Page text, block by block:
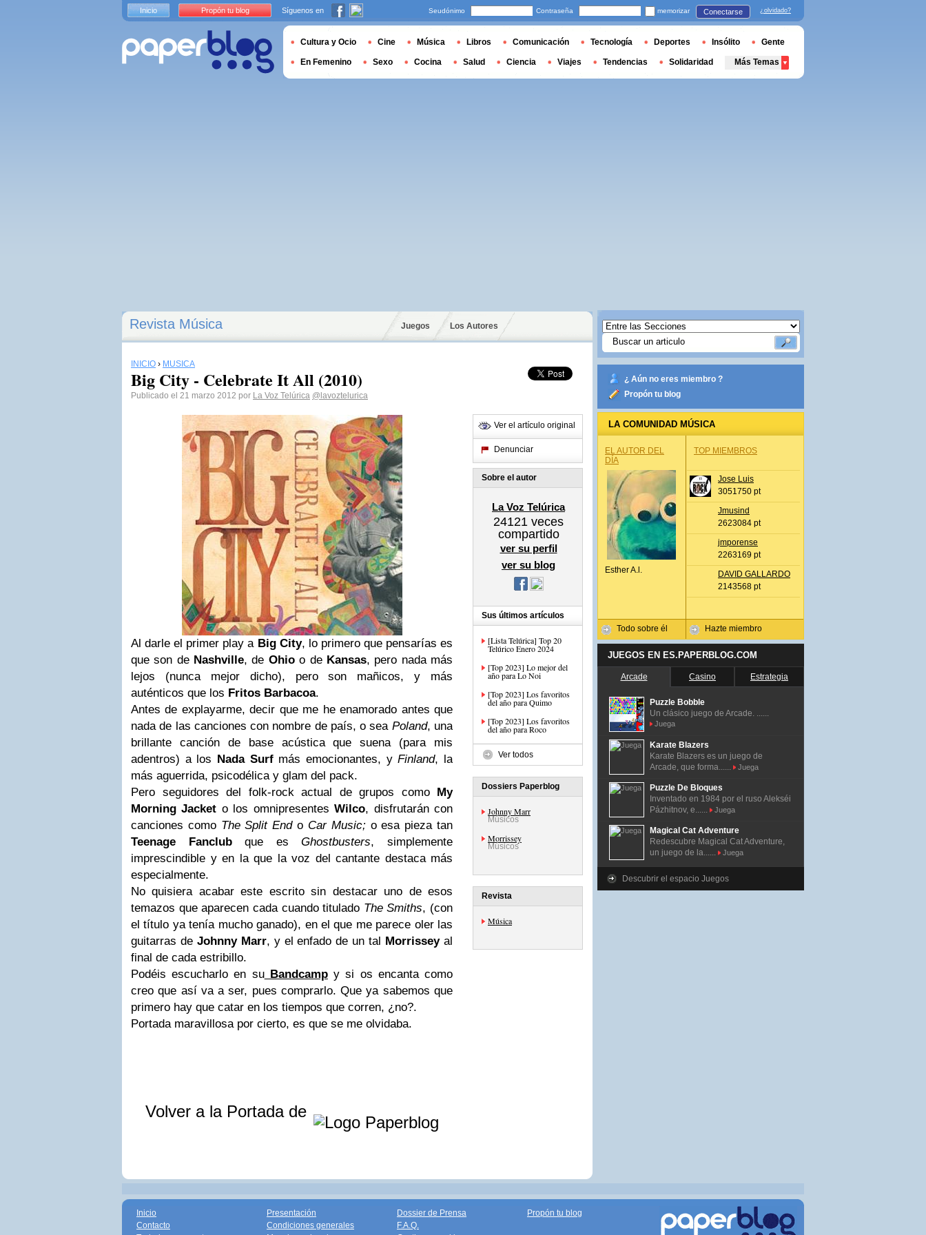
Revista Música Juegos Los Autores
INICIO › MÚSICA
Big City - Celebrate It All (2010)
Publicado el 21 marzo 2012 por La Voz Telúrica @lavoztelurica
Al darle el primer play a Big City, lo primero que pensarías es
que son de Nashville, de Ohioo de Kansas, pero nada más
lejos (nunca mejor dicho), pero son mañicos, y más
auténticos que los Fritos Barbacoa.
Antes de explayarme, decir que me he enamorado antes que
nada de las canciones con nombre de país, o sea Poland, una
brillante canción de base acústica que suena (para mis
adentros) a los Nada Surf más emocionantes, yFinland, la
más aguerrida, psicodélica y glam del pack.
Pero seguidores del folk-rock actual de grupos como My
Morning Jacket o los omnipresentesWilco, disfrutarán con
canciones como The Split Endo Car Music; o esa pieza tan
Teenage Fanclubque esGhostbusters, simplemente
imprescindible y en la que la voz del cantante destaca más
especialmente.
No quisiera acabar este escrito sin destacar uno de esos
temazos que aparecen cada cuando titulado The Smiths, (con
el título ya tenía mucho ganado), en el que me parece oler las
guitarras deJohnny Marr, y el enfado de un tal Morrissey al
final de cada estribillo.
Podéis escucharlo en suBandcampy si os encanta como
creo que así va a ser, pues comprarlo. Que ya sabemos que
primero hay que catar en los tiempos que corren, ¿no?.
Portada maravillosa por cierto, es que se me olvidaba.
Volver a la Portada de
Ver el artículo original
Denunciar
Sobre el autor
La Voz Telúrica
24121 veces
compartido
ver su perfil
ver su blog
Sus últimos artículos
[Lista Telúrica] Top 20
Telúrico Enero 2024
[Top 2023] Lo mejor del
año para Lo Noi
[Top 2023] Los favoritos
del año para Quimo
[Top 2023] Los favoritos
del año para Roco
Ver todos
Dossiers Paperblog
Johnny Marr
Músicos
Morrissey
Músicos
Revista
Música
¿ Aún no eres miembro ?
Propón tu blog
LA COMUNIDAD MÚSICA
EL AUTOR DEL
DÍA
Esther A.l.
Todo sobre él
TOP MIEMBROS
Jose Luis
3051750 pt
Jmusind
2623084 pt
jmporense
2263169 pt
DAVID GALLARDO
2143568 pt
Hazte miembro
JUEGOS EN ES.PAPERBLOG.COM
Arcade Casino Estrategia
Puzzle Bobble
Un clásico juego de Arcade. ......
Juega
Karate Blazers
Karate Blazers es un juego de
Arcade, que forma......
Juega
Puzzle De Bloques
Inventado en 1984 por el ruso Alekséi
Pázhitnov, e......
Juega
Magical Cat Adventure
Redescubre Magical Cat Adventure,
un juego de la......
Juega
Descubrir el espacio Juegos
Inicio Propón tu blog Síguenos en Seudónimo Contraseña memorizar Conectarse ¿olvidado?
Cultura y Ocio Cine Música Libros Comunicación Tecnología Deportes Insólito Gente
En Femenino Sexo Cocina Salud Ciencia Viajes Tendencias Solidaridad Más Temas
Inicio
Contacto
Presentación
Condiciones generales
Dossier de Prensa
F.A.Q.
Propón tu blog